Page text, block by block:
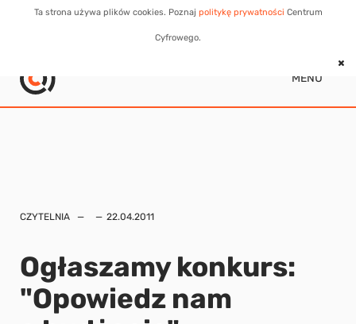
Ta strona używa plików cookies. Poznaj politykę prywatności Centrum
Cyfrowego.
MENU
CZYTELNIA 22.04.2011
Ogłaszamy konkurs:
"Opowiedz nam